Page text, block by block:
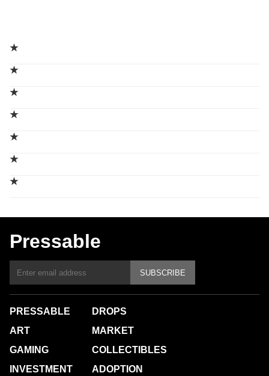
★
★
★
★
★
★
★
Pressable
SUBSCRIBE
PRESSABLE
ART
GAMING
INVESTMENT
DROPS
MARKET
COLLECTIBLES
ADOPTION